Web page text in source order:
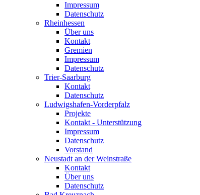
Impressum
Datenschutz
Rheinhessen
Über uns
Kontakt
Gremien
Impressum
Datenschutz
Trier-Saarburg
Kontakt
Datenschutz
Ludwigshafen-Vorderpfalz
Projekte
Kontakt - Unterstützung
Impressum
Datenschutz
Vorstand
Neustadt an der Weinstraße
Kontakt
Über uns
Datenschutz